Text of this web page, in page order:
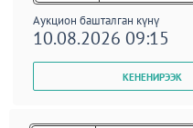
Аукцион башталган күнү
10.08.2026 09:15